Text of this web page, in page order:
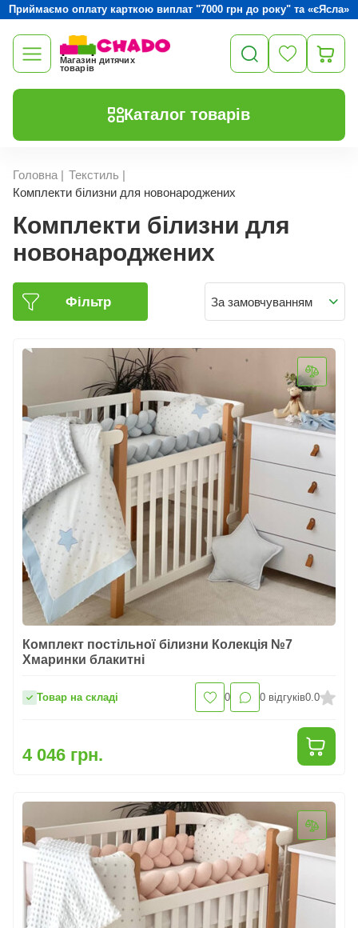
Приймаємо оплату карткою виплат "7000 грн до року" та «єЯсла»
Магазин дитячих
товарів
Каталог товарів
Головна | Текстиль |
Комплекти білизни для новонароджених
Комплекти білизни для
новонароджених
Фільтр За замовчуванням
Комплект постільної білизни Колекція №7
Хмаринки блакитні
Товар на складі 0 0 відгуків0.0
4 046 грн.